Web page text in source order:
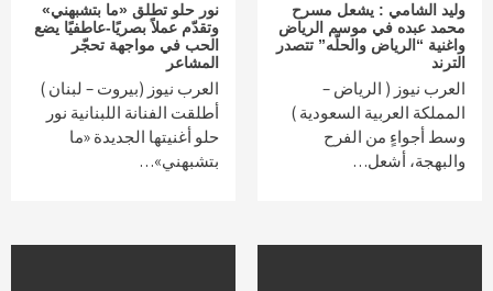
وليد الشامي : يشعل مسرح
محمد عبده في موسم الرياض
واغنية “الرياض والحلّه” تتصدر
الترند
العرب نيوز ( الرياض –
المملكة العربية السعودية )
وسط أجواءٍ من الفرح
والبهجة، أشعل…
نور حلو تطلق «ما بتشبهني»
وتقدّم عملاً بصريًا-عاطفيًا يضع
الحب في مواجهة تحجّر
المشاعر
العرب نيوز (بيروت – لبنان )
أطلقت الفنانة اللبنانية نور
حلو أغنيتها الجديدة «ما
بتشبهني»…